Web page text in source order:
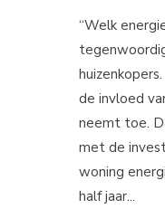
“Welk
de invloed
neemt toe.
met de
woning
half jaar...